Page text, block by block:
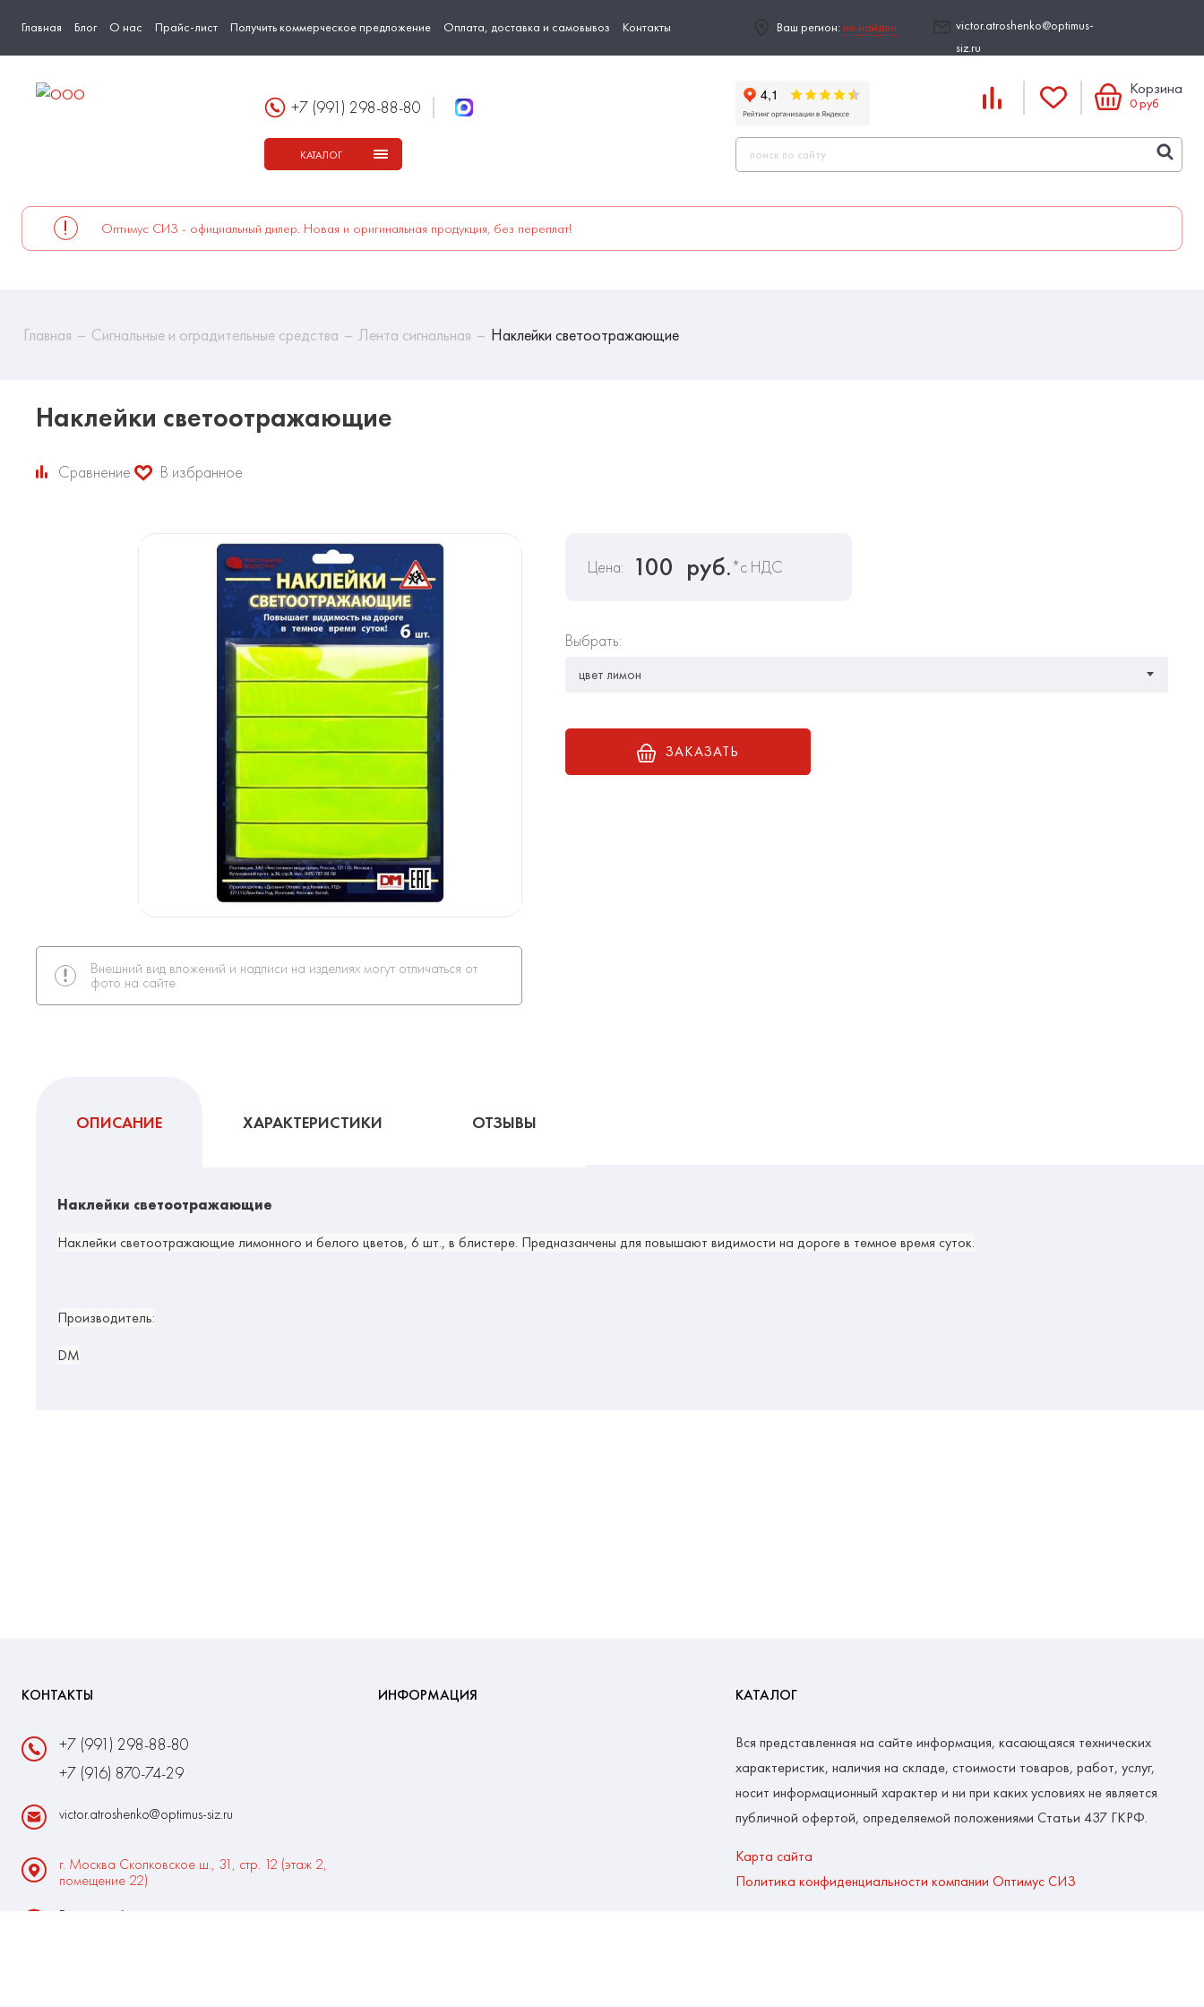
Главная Блог О нас Прайс-лист Получить коммерческое предложение Оплата, доставка и самовывоз Контакты Ваш регион: не найден
victor.atroshenko@optimus-
siz.ru
+7 (991) 298-88-80
КАТАЛОГ
Корзина
0руб
Оптимус СИЗ - официальный дилер. Новая и оригинальная продукция, без переплат!
Главная Сигнальные и оградительные средства Лента сигнальная Наклейки светоотражающие
Наклейки светоотражающие
Сравнение В избранное
Внешний вид вложений и надписи на изделиях могут отличаться от
фото на сайте
Цена: 100 руб.*с НДС
Выбрать:
ЗАКАЗАТЬ
ОПИСАНИЕ ХАРАКТЕРИСТИКИ ОТЗЫВЫ
Наклейки светоотражающие
Наклейки светоотражающие лимонного и белого цветов, 6 шт., в блистере. Предназанчены для повышают видимости на дороге в темное время суток.
Производитель:
DM
КОНТАКТЫ
+7 (991) 298-88-80
+7 (916) 870-74-29
victor.atroshenko@optimus-siz.ru
г. Москва Сколковское ш., 31, стр. 12 (этаж 2,
помещение 22)
Время работы:
ИНФОРМАЦИЯ КАТАЛОГ
Вся представленная на сайте информация, касающаяся технических
характеристик, наличия на складе, стоимости товаров, работ, услуг,
носит информационный характер и ни при каких условиях не является
публичной офертой, определяемой положениями Статьи 437 ГКРФ.
Карта сайта
Политика конфиденциальности компании Оптимус СИЗ